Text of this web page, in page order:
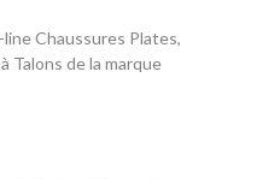
Chaussures Plates,
Talons de la marque